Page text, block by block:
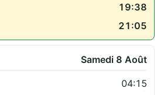
19:38
21:05
Samedi 8 Août
04:15